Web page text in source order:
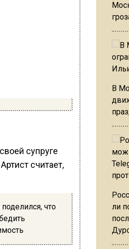
супруге
считает,
что
В
ли